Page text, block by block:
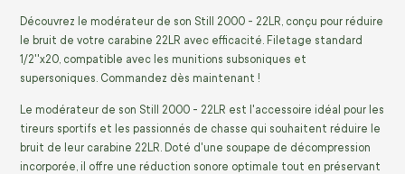
Découvrez le modérateur de son Still 2000 - 22LR, conçu pour réduire
le bruit de votre carabine 22LR avec efficacité. Filetage standard
1/2''x20, compatible avec les munitions subsoniques et
supersoniques. Commandez dès maintenant !
Le modérateur de son Still 2000 - 22LR est l'accessoire idéal pour les
tireurs sportifs et les passionnés de chasse qui souhaitent réduire le
bruit de leur carabine 22LR. Doté d'une soupape de décompression
incorporée, il offre une réduction sonore optimale tout en préservant